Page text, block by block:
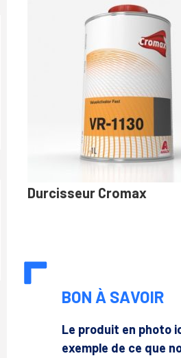
Durcisseur Cromax
BON À SAVOIR
Le produit en photo
exemple de ce que